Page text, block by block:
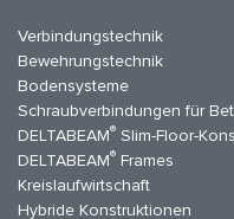
Verbindungstechnik
Bewehrungstechnik
Bodensysteme
Schraubverbindungen für
DELTABEAM® Slim-Floor-
DELTABEAM® Frames
Kreislaufwirtschaft
Hybride Konstruktionen